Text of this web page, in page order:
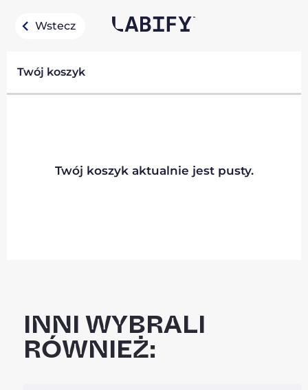
Wstecz
Twój koszyk
Twój koszyk aktualnie jest pusty.
INNI WYBRALI
RÓWNIEŻ: